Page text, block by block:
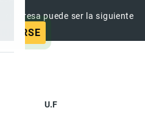
puede ser la siguiente
U.F